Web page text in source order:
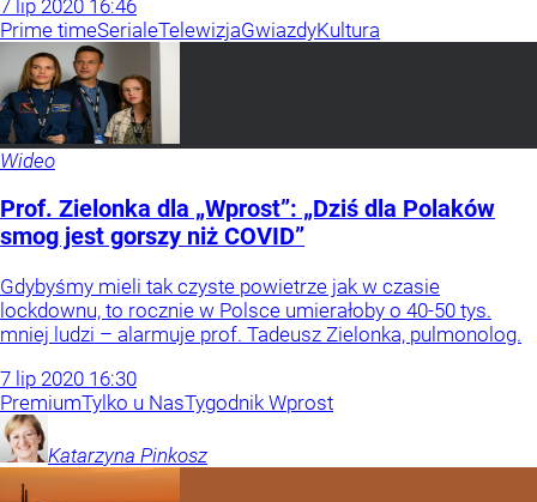
7 lip 2020 16:46
Prime timeSerialeTelewizjaGwiazdyKultura
Wideo
Prof. Zielonka dla „Wprost”: „Dziś dla Polaków
smog jest gorszy niż COVID”
Gdybyśmy mieli tak czyste powietrze jak w czasie
lockdownu, to rocznie w Polsce umierałoby o 40-50 tys.
mniej ludzi – alarmuje prof. Tadeusz Zielonka, pulmonolog.
7 lip 2020 16:30
PremiumTylko u NasTygodnik Wprost
Katarzyna Pinkosz